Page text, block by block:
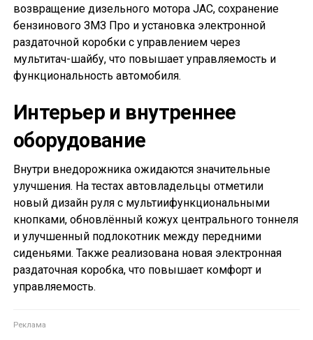
возвращение дизельного мотора JAC, сохранение
бензинового ЗМЗ Про и установка электронной
раздаточной коробки с управлением через
мультитач-шайбу, что повышает управляемость и
функциональность автомобиля.
Интерьер и внутреннее
оборудование
Внутри внедорожника ожидаются значительные
улучшения. На тестах автовладельцы отметили
новый дизайн руля с мультиифункциональными
кнопками, обновлённый кожух центрального тоннеля
и улучшенный подлокотник между передними
сиденьями. Также реализована новая электронная
раздаточная коробка, что повышает комфорт и
управляемость.